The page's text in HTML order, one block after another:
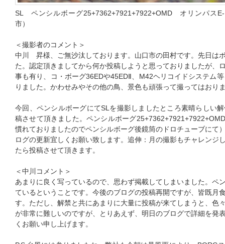
SL ペンシルボーグ25+7362+7921+7922+OMD オリンパス
市）
＜撮影者のコメント＞
中川 昇様、ご無沙汰しております。山口市の田村です。先日は
た。認定頂きましてから何か投稿しようと思っておりましたが、
事も有り、コ・ボーグ36EDや45EDⅡ、M42ヘリコイドシステム
りました。かわせみやその他の鳥、景色も頑張って撮ってはおり
今回、ペンシルボーグにてSLを撮影しましたところ素晴らしい
稿させて頂きました。ペンシルボーグ
慣れておりましたのでペンシルボーグ後鏡筒のドロチューブにて
ログの更新宜しくお願い致します。追伸：月の撮影もチャレンジ
たら投稿させて頂きます。
＜中川コメント＞
あまりに良く写っているので、思わず掲載してしまいました。ペ
ているということです。今後のブログの投稿再開ですが、皆既月
す。ただし、解禁と共にあまりに大量に投稿が来てしまうと、色
が非常に難しいのですが、とりあえず、明日のブログで詳細を発
くお願い申し上げます。